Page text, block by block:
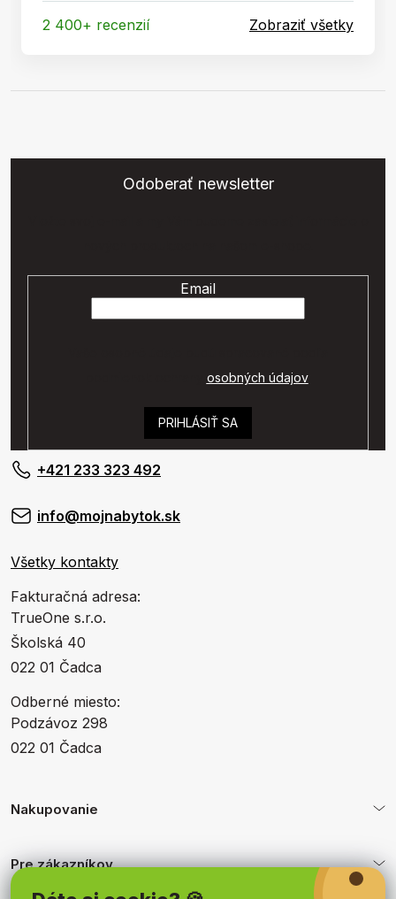
2 400+ recenzií Zobraziť všetky
Odoberať newsletter
Email
osobných údajov.
PRIHLÁSIŤ SA
+421 233 323 492
info@mojnabytok.sk
Všetky kontakty
Fakturačná adresa:
TrueOne s.r.o.
Školská 40
022 01 Čadca
Odberné miesto:
Podzávoz 298
022 01 Čadca
Nakupovanie
Pre zákazníkov